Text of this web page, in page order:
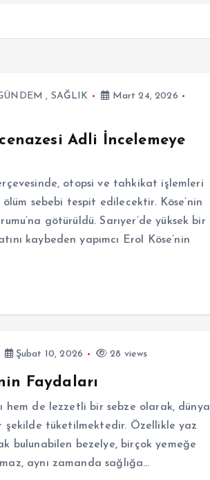
, SAĞLIK
Mart 24, 2026
Adli İncelemeye
otopsi ve tahkikat işlemleri
ölüm sebebi tespit edilecektir. Köse’nin
götürüldü. Sarıyer’de yüksek bir
kaybeden yapımcı Erol Köse’nin
Şubat 10, 2026 28 views
Faydaları
hem de lezzetli bir sebze olarak, dünya
şekilde tüketilmektedir. Özellikle yaz
bulunabilen bezelye, birçok yemeğe
aynı zamanda sağlığa…